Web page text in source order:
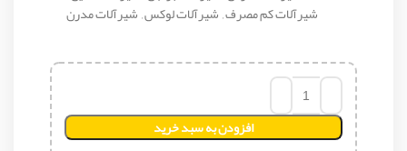
شیرآلات کم مصرف,شیرآلات لوکس,شیرآلات مدرن
افزودن به سبد خرید